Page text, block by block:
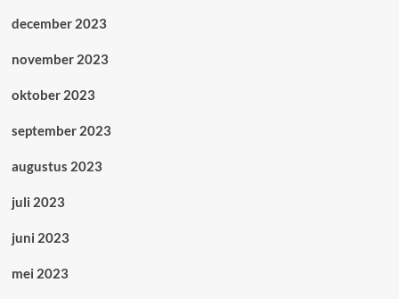
december 2023
november 2023
oktober 2023
september 2023
augustus 2023
juli 2023
juni 2023
mei 2023